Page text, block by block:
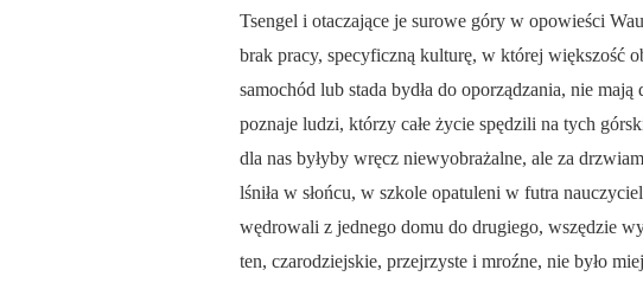
Tsengel i otaczające je surowe góry w opowieści
brak pracy, specyficzną kulturę, w której większość
samochód lub stada bydła do oporządzania, nie
poznaje ludzi, którzy całe życie spędzili na tych
dla nas byłyby wręcz niewyobrażalne, ale za
lśniła w słońcu, w szkole opatuleni w futra
wędrowali z jednego domu do drugiego, wszędzie
ten, czarodziejskie, przejrzyste i mroźne, nie było